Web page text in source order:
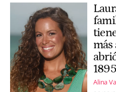
más
Alina